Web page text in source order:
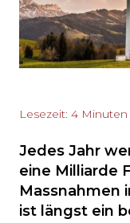
Lesezeit: 4 Minuten
Jedes Jahr
eine Milliarde
Massnahmen
ist längst ein